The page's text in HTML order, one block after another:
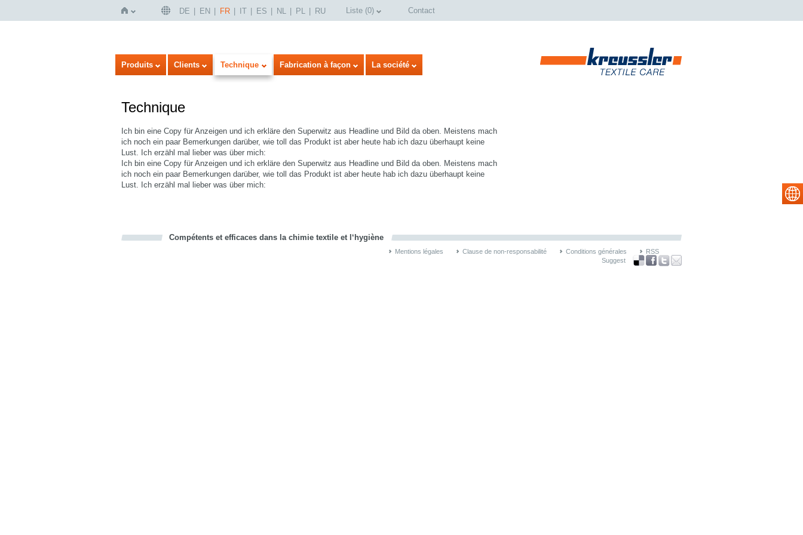
Page
d'accueil
DE EN FR IT ES NL PL RU Liste (0) Contact
Produits Clients Technique Fabrication à façon La société
Technique
Ich bin eine Copy für Anzeigen und ich erkläre den Superwitz aus Headline und Bild da oben. Meistens mach
ich noch ein paar Bemerkungen darüber, wie toll das Produkt ist aber heute hab ich dazu überhaupt keine
Lust. Ich erzähl mal lieber was über mich:
Ich bin eine Copy für Anzeigen und ich erkläre den Superwitz aus Headline und Bild da oben. Meistens mach
ich noch ein paar Bemerkungen darüber, wie toll das Produkt ist aber heute hab ich dazu überhaupt keine
Lust. Ich erzähl mal lieber was über mich:
Compétents et efficaces dans la chimie textile et l‘hygiène
Mentions légales Clause de non-responsabilité Conditions générales
RSS
Suggest